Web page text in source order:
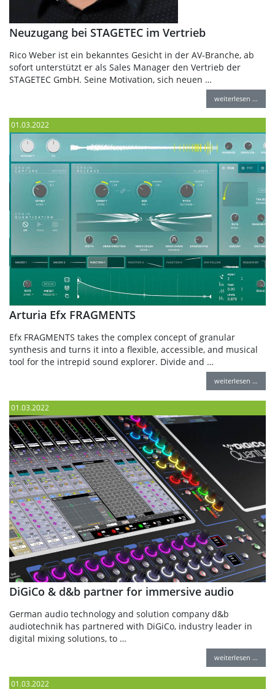
Neuzugang bei STAGETEC im Vertrieb
Rico Weber ist ein bekanntes Gesicht in der AV-Branche, ab
sofort unterstützt er als Sales Manager den Vertrieb der
STAGETEC GmbH. Seine Motivation, sich neuen …
weiterlesen …
01.03.2022
Arturia Efx FRAGMENTS
Efx FRAGMENTS takes the complex concept of granular
synthesis and turns it into a flexible, accessible, and musical
tool for the intrepid sound explorer. Divide and …
weiterlesen …
01.03.2022
DiGiCo & d&b partner for immersive audio
German audio technology and solution company d&b
audiotechnik has partnered with DiGiCo, industry leader in
digital mixing solutions, to …
weiterlesen …
01.03.2022